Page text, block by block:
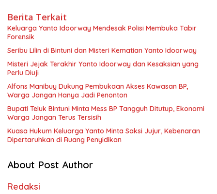
Berita Terkait
Keluarga Yanto Idoorway Mendesak Polisi Membuka Tabir
Forensik
Seribu Lilin di Bintuni dan Misteri Kematian Yanto Idoorway
Misteri Jejak Terakhir Yanto Idoorway dan Kesaksian yang
Perlu Diuji
Alfons Manibuy Dukung Pembukaan Akses Kawasan BP,
Warga Jangan Hanya Jadi Penonton
Bupati Teluk Bintuni Minta Mess BP Tangguh Ditutup, Ekonomi
Warga Jangan Terus Tersisih
Kuasa Hukum Keluarga Yanto Minta Saksi Jujur, Kebenaran
Dipertaruhkan di Ruang Penyidikan
About Post Author
Redaksi